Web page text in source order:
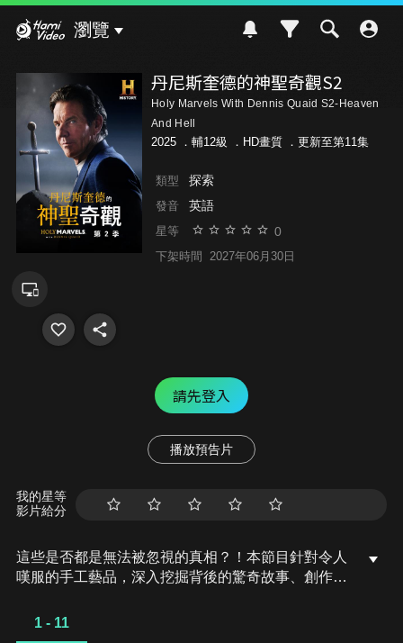
瀏覽
丹尼斯奎德的神聖奇觀S2
Holy Marvels With Dennis Quaid S2-Heaven
And Hell
2025 ． 輔12級 ．HD畫質 ．更新至第11集
類型 探索
發音 英語
星等 0
下架時間 2027年06月30日
請先登入
播放預告片
我的星等
影片給分
這些是否都是無法被忽視的真相？！本節目針對令人
嘆服的手工藝品，深入挖掘背後的驚奇故事、創作過
是人生之中最使人百思不解的終極問題：當我們離開
1 - 11